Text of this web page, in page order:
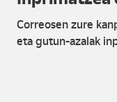
Correosen zure
eta gutun-azalak